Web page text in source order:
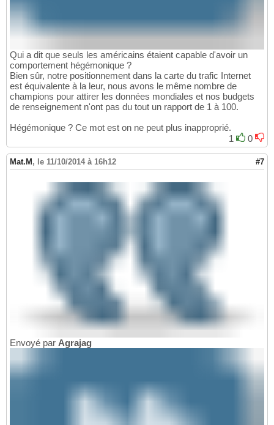
Qui a dit que seuls les américains étaient capable d'avoir un
comportement hégémonique ?
Bien sûr, notre positionnement dans la carte du trafic Internet
est équivalente à la leur, nous avons le même nombre de
champions pour attirer les données mondiales et nos budgets
de renseignement n'ont pas du tout un rapport de 1 à 100.
Hégémonique ? Ce mot est on ne peut plus inapproprié.
1
0
Mat.M , le 11/10/2014 à 16h12 #7
Envoyé par Agrajag